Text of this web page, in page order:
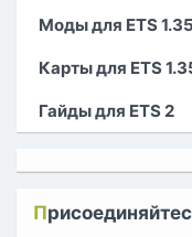
Моды для ETS 1.35
Карты для ETS
Гайды для ETS 2
П